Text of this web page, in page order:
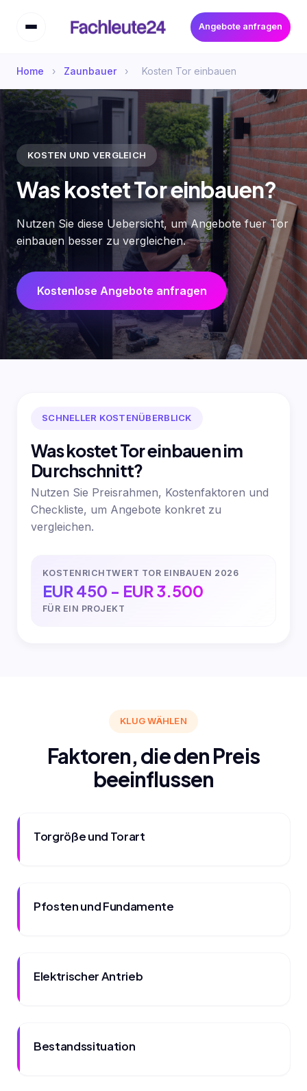
Angebote anfragen
Home › Zaunbauer › Kosten Tor einbauen
KOSTEN UND VERGLEICH
Was kostet Tor einbauen?
Nutzen Sie diese Uebersicht, um Angebote fuer Tor
einbauen besser zu vergleichen.
Kostenlose Angebote anfragen
SCHNELLER KOSTENÜBERBLICK
Was kostet Tor einbauen im
Durchschnitt?
Nutzen Sie Preisrahmen, Kostenfaktoren und
Checkliste, um Angebote konkret zu
vergleichen.
KOSTENRICHTWERT TOR EINBAUEN 2026
EUR 450 - EUR 3.500
FÜR EIN PROJEKT
KLUG WÄHLEN
Faktoren, die den Preis
beeinflussen
Torgröße und Torart
Pfosten und Fundamente
Elektrischer Antrieb
Bestandssituation